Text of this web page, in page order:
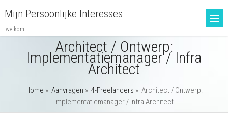
Mijn Persoonlijke Interesses
welkom
Architect / Ontwerp:
Implementatiemanager / Infra
Architect
Home » Aanvragen » 4-Freelancers » Architect / Ontwerp:
Implementatiemanager / Infra Architect